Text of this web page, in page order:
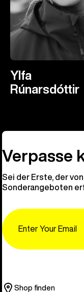
Ylfa
Rúnarsdóttir
Verpasse
Sei der Erste, der
Sonderangeboten
Shop finden